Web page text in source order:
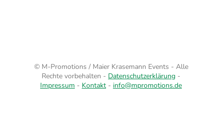
© M-Promotions / Maier Krasemann Events - Alle
Rechte vorbehalten - Datenschutzerklärung -
Impressum - Kontakt - info@mpromotions.de